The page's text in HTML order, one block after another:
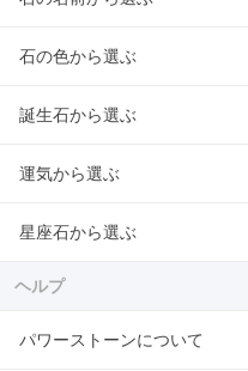
石の色から選ぶ
誕生石から選ぶ
運気から選ぶ
星座石から選ぶ
ヘルプ
パワーストーンについて